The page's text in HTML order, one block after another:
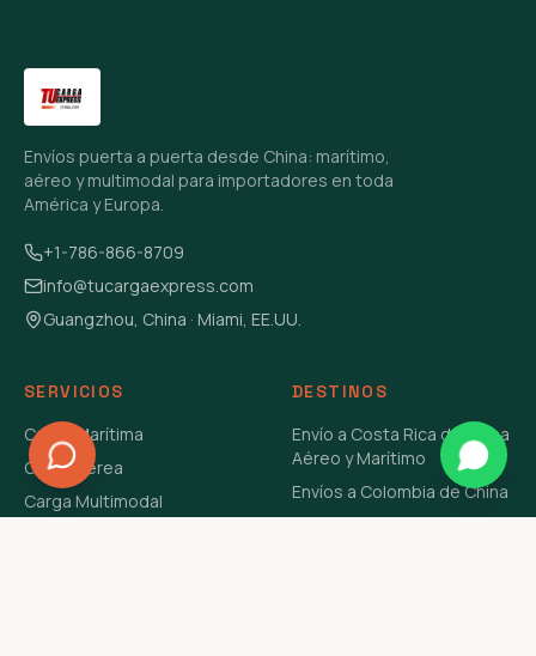
Envíos puerta a puerta desde China: marítimo,
aéreo y multimodal para importadores en toda
América y Europa.
+1-786-866-8709
info@tucargaexpress.com
Guangzhou, China · Miami, EE.UU.
SERVICIOS
Carga Marítima
Carga Aérea
Carga Multimodal
DESTINOS
Envío a Costa Rica de China
Aéreo y Marítimo
Envíos a Colombia de China